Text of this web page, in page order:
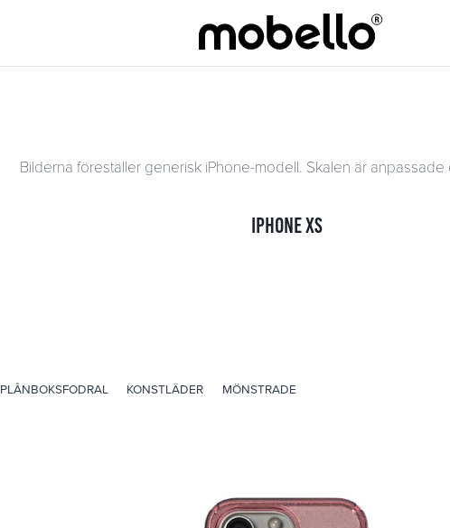
Bilderna föreställer generisk iPhone-modell. Skalen är
iPhone XS
PLÅNBOKSFODRAL KONSTLÄDER MÖNSTRADE